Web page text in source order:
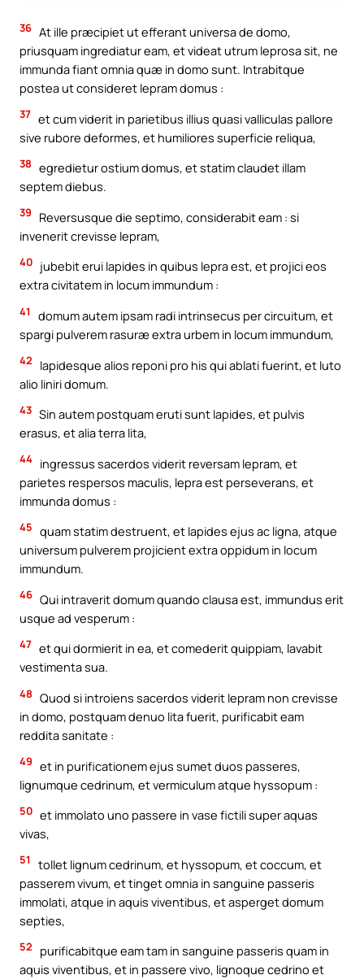
36 At ille præcipiet ut efferant universa de domo,
priusquam ingrediatur eam, et videat utrum leprosa sit, ne
immunda fiant omnia quæ in domo sunt. Intrabitque
postea ut consideret lepram domus :
37 et cum viderit in parietibus illius quasi valliculas pallore
sive rubore deformes, et humiliores superficie reliqua,
38 egredietur ostium domus, et statim claudet illam
septem diebus.
39
Reversusque die septimo, considerabit eam : si
invenerit crevisse lepram,
40 jubebit erui lapides in quibus lepra est, et projici eos
extra civitatem in locum immundum :
41
domum autem ipsam radi intrinsecus per circuitum, et
spargi pulverem rasuræ extra urbem in locum immundum,
42
lapidesque alios reponi pro his qui ablati fuerint, et luto
alio liniri domum.
43 Sin autem postquam eruti sunt lapides, et pulvis
erasus, et alia terra lita,
44 ingressus sacerdos viderit reversam lepram, et
parietes respersos maculis, lepra est perseverans, et
immunda domus :
45 quam statim destruent, et lapides ejus ac ligna, atque
universum pulverem projicient extra oppidum in locum
immundum.
46 Qui intraverit domum quando clausa est, immundus erit
usque ad vesperum :
47 et qui dormierit in ea, et comederit quippiam, lavabit
vestimenta sua.
48 Quod si introiens sacerdos viderit lepram non crevisse
in domo, postquam denuo lita fuerit, purificabit eam
reddita sanitate :
49 et in purificationem ejus sumet duos passeres,
lignumque cedrinum, et vermiculum atque hyssopum :
50 et immolato uno passere in vase fictili super aquas
vivas,
51
tollet lignum cedrinum, et hyssopum, et coccum, et
passerem vivum, et tinget omnia in sanguine passeris
immolati, atque in aquis viventibus, et asperget domum
septies,
52
purificabitque eam tam in sanguine passeris quam in
aquis viventibus, et in passere vivo, lignoque cedrino et